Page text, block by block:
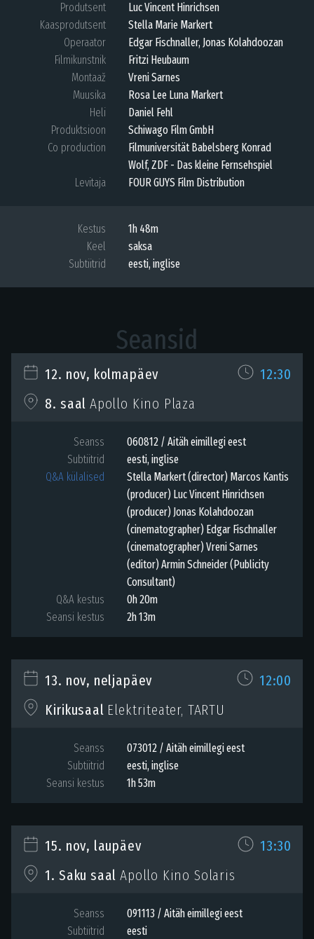
Produtsent
Luc Vincent Hinrichsen
Kaasprodutsent
Stella Marie Markert
Operaator
Edgar Fischnaller, Jonas Kolahdoozan
Filmikunstnik
Fritzi Heubaum
Montaaž
Vreni Sarnes
Muusika
Rosa Lee Luna Markert
Heli
Daniel Fehl
Produktsioon
Schiwago Film GmbH
Co production
Filmuniversität Babelsberg Konrad
Wolf, ZDF - Das kleine Fernsehspiel
Levitaja
FOUR GUYS Film Distribution
Kestus
1h 48m
Keel
saksa
Subtiitrid
eesti, inglise
Seansid
12. nov, kolmapäev
12:30
8. saal Apollo Kino Plaza
Seanss
060812 / Aitäh eimillegi eest
Subtiitrid
eesti,inglise
Q&A külalised
Stella Markert (director) Marcos Kantis
(producer) Luc Vincent Hinrichsen
(producer) Jonas Kolahdoozan
(cinematographer) Edgar Fischnaller
(cinematographer) Vreni Sarnes
(editor) Armin Schneider (Publicity
Consultant)
Q&A kestus
0h 20m
Seansi kestus
2h 13m
13. nov, neljapäev
12:00
Kirikusaal Elektriteater, TARTU
Seanss
073012 / Aitäh eimillegi eest
Subtiitrid
eesti,inglise
Seansi kestus
1h 53m
15. nov, laupäev
13:30
1. Saku saalApollo Kino Solaris
Seanss
091113 / Aitäh eimillegi eest
Subtiitrid
eesti